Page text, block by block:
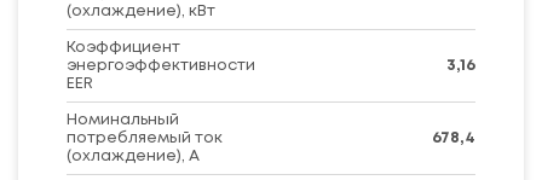
(охлаждение), кВт
Коэффициент
энергоэффективности
EER
3,16
Номинальный
потребляемый ток
(охлаждение), А
678,4